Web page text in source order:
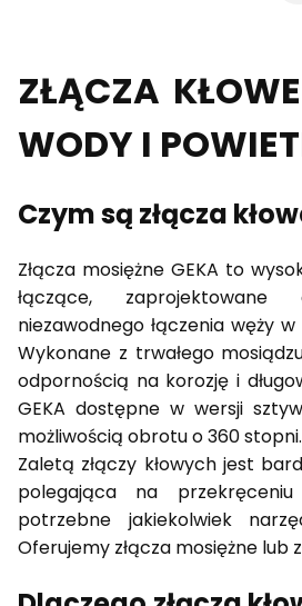
ZŁĄCZA
WODY I
Czym są złącza
Złącza mosiężne GEKA to
łączące,
niezawodnego łączenia węży
Wykonane z trwałego
odpornością na korozję i
GEKA dostępne w wersji
możliwością obrotu o 360
Zaletą złączy kłowych jest
polegająca na
potrzebne jakiekolwiek
Oferujemy złącza mosiężne lub